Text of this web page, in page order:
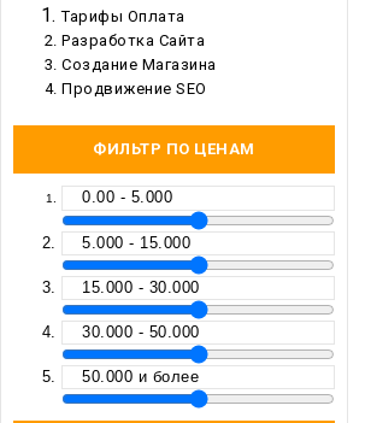
Тарифы Оплата
Разработка Сайта
Создание Магазина
Продвижение SEO
ФИЛЬТР ПО ЦЕНАМ
0.00 - 5.000
5.000 - 15.000
15.000 - 30.000
30.000 - 50.000
50.000 и более